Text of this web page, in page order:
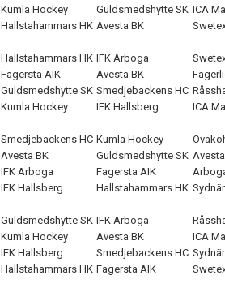
Kumla Hockey Guldsmedshytte SK ICA
Hallstahammars HK Avesta BK
Hallstahammars HK IFK Arboga
Fagersta AIK Avesta BK
Guldsmedshytte SK Smedjebackens HC
Kumla Hockey IFK Hallsberg ICA
Smedjebackens HC Kumla Hockey
Avesta BK Guldsmedshytte SK
IFK Arboga Fagersta AIK
IFK Hallsberg Hallstahammars HK
Guldsmedshytte SK IFK Arboga
Kumla Hockey Avesta BK
ICA
IFK Hallsberg Smedjebackens HC
Hallstahammars HK Fagersta AIK